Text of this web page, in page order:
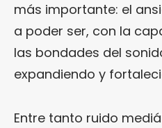
más importante: el
a poder ser, con la
las bondades del
expandiendo y
Entre tanto ruido